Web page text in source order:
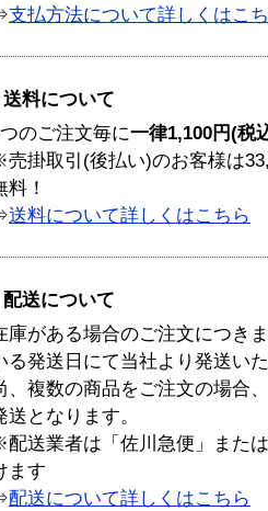
支払方法について詳しくはこ
送料について
のご注文毎に一律1,100円(税
掛取引(後払い)のお客様は
料！
送料について詳しくはこちら
配送について
庫がある場合のご注文につき
る発送日にて当社より発送い
、複数の商品をご注文の場合
送となります。
送業者は「佐川急便」また
ます
配送について詳しくはこちら